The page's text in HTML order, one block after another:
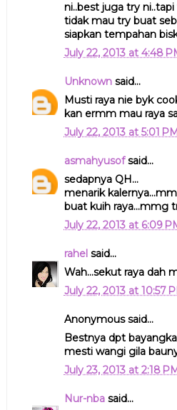
ni..best juga try
tidak mau try buat
siapkan tempahan
July 22, 2013 at 4:48
Unknownsaid...
Musti raya nie byk
kan ermm mau raya
July 22, 2013 at 5:01 PM
asmahyusofsaid...
sedapnya QH...
menarik
buat kuih raya...mmg
July 22, 2013 at 6:09
rahel said...
Wah...sekut raya dah
July 22, 2013 at 10:57
Anonymous said...
Bestnya dpt
mesti wangi gila
July 23, 2013 at 2:18 PM
Nur-nbasaid...